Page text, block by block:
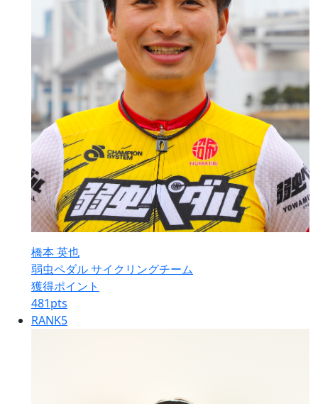
橋本 英也
弱虫ペダル サイクリングチーム
獲得ポイント
481pts
RANK5